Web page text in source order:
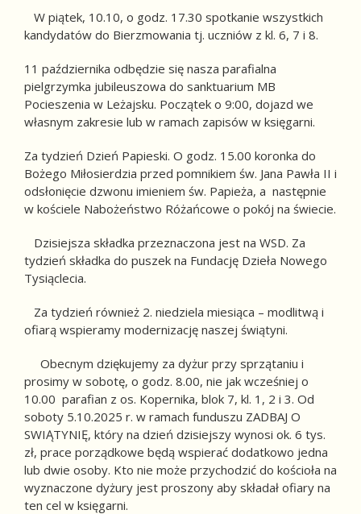
W piątek, 10.10, o godz. 17.30 spotkanie wszystkich
kandydatów do Bierzmowania tj. uczniów z kl. 6, 7 i 8.
11 października odbędzie się nasza parafialna
pielgrzymka jubileuszowa do sanktuarium MB
Pocieszenia w Leżajsku. Początek o 9:00, dojazd we
własnym zakresie lub w ramach zapisów w księgarni.
Za tydzień Dzień Papieski. O godz. 15.00 koronka do
Bożego Miłosierdzia przed pomnikiem św. Jana Pawła II i
odsłonięcie dzwonu imieniem św. Papieża, a następnie
w kościele Nabożeństwo Różańcowe o pokój na świecie.
Dzisiejsza składka przeznaczona jest na WSD. Za
tydzień składka do puszek na Fundację Dzieła Nowego
Tysiąclecia.
Za tydzień również 2. niedziela miesiąca – modlitwą i
ofiarą wspieramy modernizację naszej świątyni.
Obecnym dziękujemy za dyżur przy sprzątaniu i
prosimy w sobotę, o godz. 8.00, nie jak wcześniej o
10.00 parafian z os. Kopernika, blok 7, kl. 1, 2 i 3. Od
soboty 5.10.2025 r. w ramach funduszu ZADBAJ O
SWIĄTYNIĘ, który na dzień dzisiejszy wynosi ok. 6 tys.
zł, prace porządkowe będą wspierać dodatkowo jedna
lub dwie osoby. Kto nie może przychodzić do kościoła na
wyznaczone dyżury jest proszony aby składał ofiary na
ten cel w księgarni.